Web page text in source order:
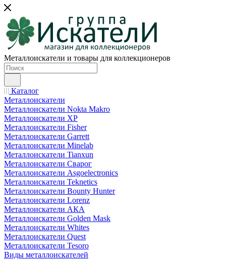
Металлоискатели и товары для коллекционеров
Каталог
Металлоискатели
Металлоискатели Nokta Makro
Металлоискатели XP
Металлоискатели Fisher
Металлоискатели Garrett
Металлоискатели Minelab
Металлоискатели Tianxun
Металлоискатели Сварог
Металлоискатели Asgoelectronics
Металлоискатели Teknetics
Металлоискатели Bounty Hunter
Металлоискатели Lorenz
Металлоискатели АКА
Металлоискатели Golden Mask
Металлоискатели Whites
Металлоискатели Quest
Металлоискатели Tesoro
Виды металлоискателей